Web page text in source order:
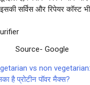
इसकी सर्विस और रिपेयर कॉस्ट
Source- Google
vs non vegetarian:
है प्रोटीन पॉवर मैक्स?